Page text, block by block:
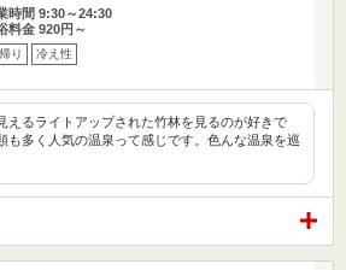
時間 9:30～24:30
料金 920円～
り 冷え性
えるライトアップされた竹林を見るのが好きで
も多く人気の温泉って感じです。色んな温泉を巡